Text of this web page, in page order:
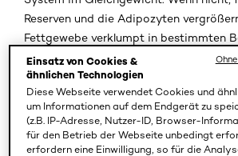
Reserven und die Adipozyten
Fettgewebe verklumpt in bestimmten
Beispiel um den Bauch, um die Hüfte
Durchblutungsprobleme
Eine Zunahme des Volumens der
Blutgefäße und das Lymphsystem
Einsatz von Cookies &
ähnlichen Technologien
Diese Webseite verwendet Cookies und
um Informationen auf dem Endgerät zu
(z.B. IP-Adresse, Nutzer-ID, Browser-
für den Betrieb der Webseite unbedingt
erfordern eine Einwilligung, so für die